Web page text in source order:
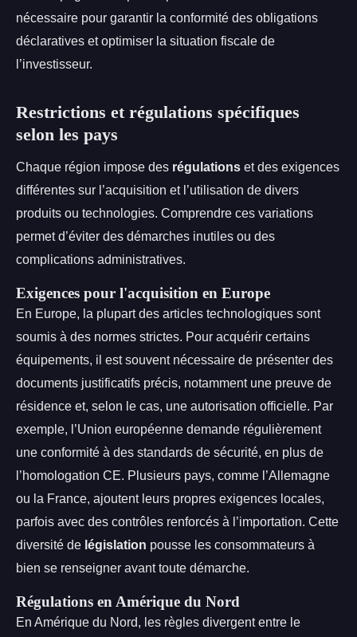
nécessaire pour garantir la conformité des obligations
déclaratives et optimiser la situation fiscale de
l’investisseur.
Restrictions et régulations spécifiques
selon les pays
Chaque région impose des régulations et des exigences
différentes sur l’acquisition et l’utilisation de divers
produits ou technologies. Comprendre ces variations
permet d’éviter des démarches inutiles ou des
complications administratives.
Exigences pour l'acquisition en Europe
En Europe, la plupart des articles technologiques sont
soumis à des normes strictes. Pour acquérir certains
équipements, il est souvent nécessaire de présenter des
documents justificatifs précis, notamment une preuve de
résidence et, selon le cas, une autorisation officielle. Par
exemple, l’Union européenne demande régulièrement
une conformité à des standards de sécurité, en plus de
l’homologation CE. Plusieurs pays, comme l’Allemagne
ou la France, ajoutent leurs propres exigences locales,
parfois avec des contrôles renforcés à l’importation. Cette
diversité de législation pousse les consommateurs à
bien se renseigner avant toute démarche.
Régulations en Amérique du Nord
En Amérique du Nord, les règles divergent entre le